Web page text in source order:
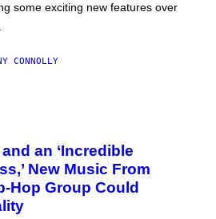
some exciting new features over
CONNOLLY
an ‘Incredible
New Music From
Hop Group Could